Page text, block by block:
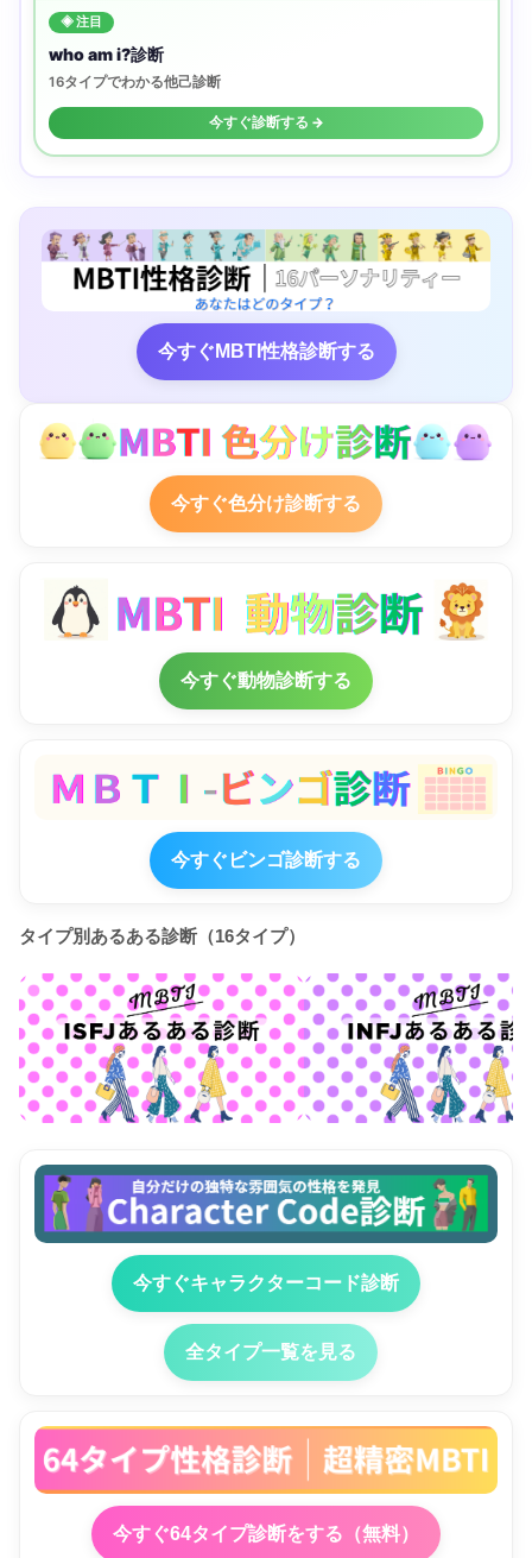
◈ 注目
who am i?診断
16タイプでわかる他己診断
今すぐ診断する →
今すぐMBTI性格診断する
今すぐ色分け診断する
今すぐ動物診断する
今すぐビンゴ診断する
タイプ別あるある診断（16タイプ）
今すぐキャラクターコード診断
全タイプ一覧を見る
今すぐ64タイプ診断をする（無料）